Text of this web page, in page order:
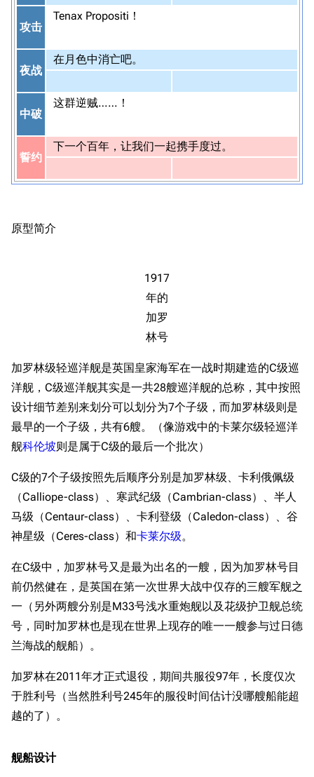
攻击
Tenax Propositi！
夜战
在月色中消亡吧。
中破
这群逆贼……！
誓约
下一个百年，让我们一起携手度过。
原型简介
1917
年的
加罗
林号
加罗林级轻巡洋舰是英国皇家海军在一战时期建造的C级巡
洋舰，C级巡洋舰其实是一共28艘巡洋舰的总称，其中按照
设计细节差别来划分可以划分为7个子级，而加罗林级则是
最早的一个子级，共有6艘。（像游戏中的卡莱尔级轻巡洋
舰科伦坡则是属于C级的最后一个批次）
C级的7个子级按照先后顺序分别是加罗林级、卡利俄佩级
（Calliope-class）、寒武纪级（Cambrian-class）、半人
马级（Centaur-class）、卡利登级（Caledon-class）、谷
神星级（Ceres-class）和卡莱尔级。
在C级中，加罗林号又是最为出名的一艘，因为加罗林号目
前仍然健在，是英国在第一次世界大战中仅存的三艘军舰之
一（另外两艘分别是M33号浅水重炮舰以及花级护卫舰总统
号，同时加罗林也是现在世界上现存的唯一一艘参与过日德
兰海战的舰船）。
加罗林在2011年才正式退役，期间共服役97年，长度仅次
于胜利号（当然胜利号245年的服役时间估计没哪艘船能超
越的了）。
舰船设计